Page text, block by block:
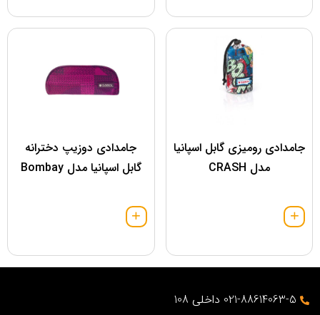
جامدادی رومیزی گابل اسپانیا
مدل CRASH
جامدادی دوزیپ دخترانه
گابل اسپانیا مدل Bombay
021-88614063-5 داخلی 108